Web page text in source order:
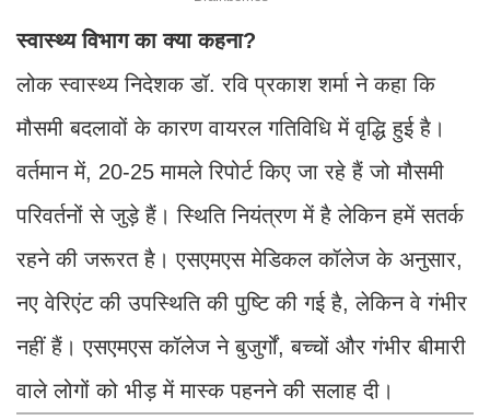
स्वास्थ्य विभाग का क्या कहना?
लोक स्वास्थ्य निदेशक डॉ. रवि प्रकाश शर्मा ने कहा कि
मौसमी बदलावों के कारण वायरल गतिविधि में वृद्धि हुई है।
वर्तमान में, 20-25 मामले रिपोर्ट किए जा रहे हैं जो मौसमी
परिवर्तनों से जुड़े हैं। स्थिति नियंत्रण में है लेकिन हमें सतर्क
रहने की जरूरत है। एसएमएस मेडिकल कॉलेज के अनुसार,
नए वेरिएंट की उपस्थिति की पुष्टि की गई है, लेकिन वे गंभीर
नहीं हैं। एसएमएस कॉलेज ने बुजुर्गों, बच्चों और गंभीर बीमारी
वाले लोगों को भीड़ में मास्क पहनने की सलाह दी।